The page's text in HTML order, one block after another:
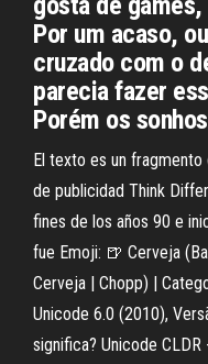
Por um acaso,
cruzado com o
parecia fazer
Porém os sonhos
El texto es un fragmento
de publicidad Think
fines de los años 90 e
fue Emoji: 🍺 Cerveja
Cerveja | Chopp) |
Unicode 6.0 (2010),
significa? Unicode